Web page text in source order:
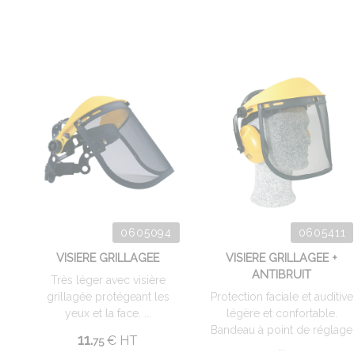
0605094
VISIERE GRILLAGEE
Très léger avec visière
grillagée protégeant les
yeux et la face. ...
11.75 € HT
0605411
VISIERE GRILLAGEE +
ANTIBRUIT
Protection faciale et auditive
légère et confortable.
Bandeau à point de réglage